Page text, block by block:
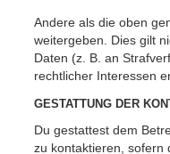
Andere als die oben
weitergeben. Dies gilt
Daten (z. B. an
rechtlicher Interessen
GESTATTUNG DER
Du gestattest dem
zu kontaktieren, sofern